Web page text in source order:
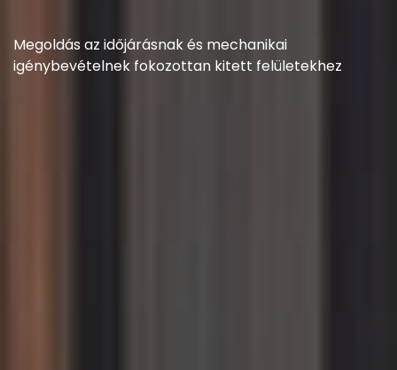
Megoldás az időjárásnak és mechanikai
igénybevételnek fokozottan kitett felületekhez